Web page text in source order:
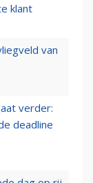
klant
van
verder:
deadline